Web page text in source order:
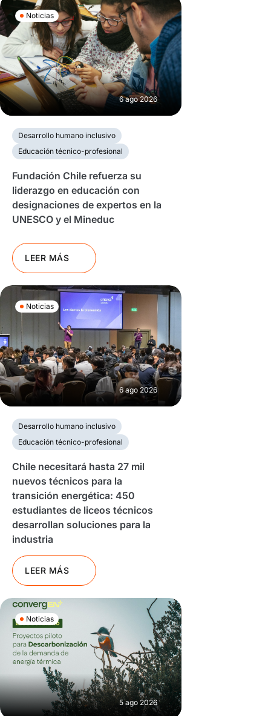
Noticias
6 ago 2026
Desarrollo humano inclusivo
Educación técnico-profesional
Fundación Chile refuerza su
liderazgo en educación con
designaciones de expertos en la
UNESCO y el Mineduc
LEER MÁS
Noticias
6 ago 2026
Desarrollo humano inclusivo
Educación técnico-profesional
Chile necesitará hasta 27 mil
nuevos técnicos para la
transición energética: 450
estudiantes de liceos técnicos
desarrollan soluciones para la
industria
LEER MÁS
Noticias
5 ago 2026